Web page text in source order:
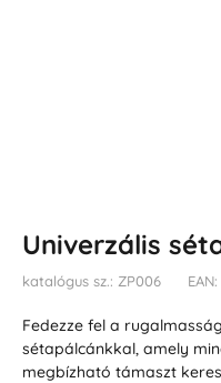
Univerzális
katalógus sz.: ZP006
Fedezze fel a
sétapálcánkkal, amely
megbízható támaszt